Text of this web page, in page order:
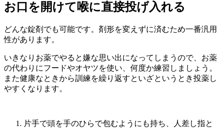
お口を開けて喉に直接投げ入れる
どんな錠剤でも可能です。剤形を変えずに済むため一番汎用
性があります。
いきなりお薬でやると嫌な思い出になってしまうので、お薬
の代わりにフードやオヤツを使い、何度か練習しましょう。
また健康なときから訓練を繰り返すといざというとき投薬し
やすくなります。
片手で頭を手のひらで包むようにも持ち、人差し指と